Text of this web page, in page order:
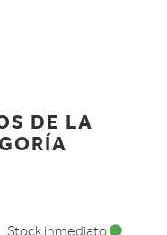
DE LA
Stock inmediato